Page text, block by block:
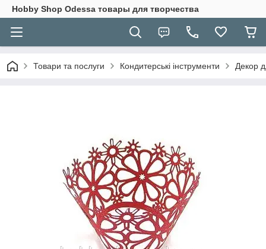
Hobbу Shop Odessa товары для творчества
Товари та послуги Кондитерські інструменти Декор